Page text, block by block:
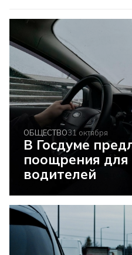
ОБЩЕСТВО31 октября
В Госдуме
поощрения
водителей